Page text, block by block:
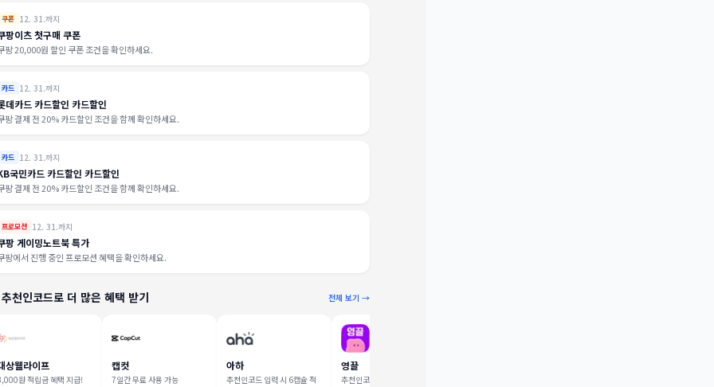
쿠폰 12. 31.까지
팡이츠 첫구매 쿠폰
팡 20,000원 할인 쿠폰 조건을 확인하세요.
카드 12. 31.까지
데카드 카드할인 카드할인
팡 결제 전 20% 카드할인 조건을 함께 확인하세요.
카드 12. 31.까지
국민카드 카드할인 카드할인
팡 결제 전 20% 카드할인 조건을 함께 확인하세요.
프로모션 12. 31.까지
팡 게이밍노트북 특가
팡에서 진행 중인 프로모션 혜택을 확인하세요.
천인코드로 더 많은 혜택 받기 전체 보기 →
상웰라이프
원 적립금 혜택 지급!
캡컷
7일간 무료 사용 가능
아하
추천인코드 입력 시 6캡슐 적
영끌
추천인코드 입력 시 1,000 포